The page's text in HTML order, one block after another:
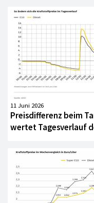
11 Juni 2026
Preisdifferenz beim
wertet Tagesverlauf